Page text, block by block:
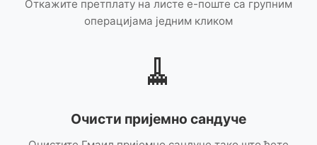
Откажите претплату на листе е-поште са групним
операцијама једним кликом
🧹
Очисти пријемно сандуче